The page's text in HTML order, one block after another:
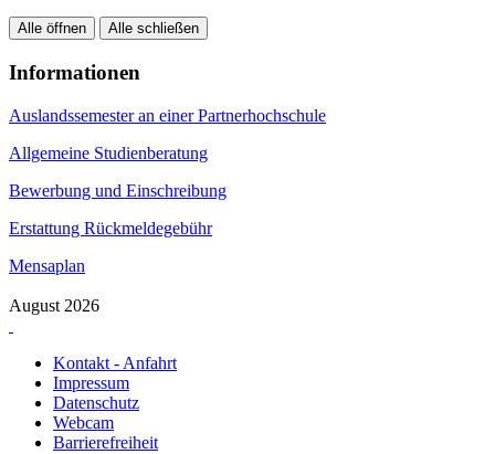
Alle öffnen Alle schließen
Informationen
Auslandssemester an einer Partnerhochschule
Allgemeine Studienberatung
Bewerbung und Einschreibung
Erstattung Rückmeldegebühr
Mensaplan
August 2026
Kontakt - Anfahrt
Impressum
Datenschutz
Webcam
Barrierefreiheit